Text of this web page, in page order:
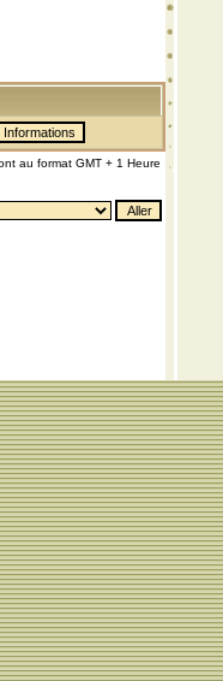
au format GMT + 1 Heure